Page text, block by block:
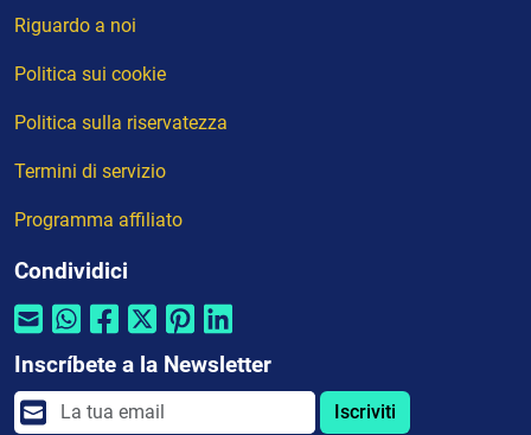
Riguardo a noi
Politica sui cookie
Politica sulla riservatezza
Termini di servizio
Programma affiliato
Condividici
Inscríbete a la Newsletter
Iscriviti